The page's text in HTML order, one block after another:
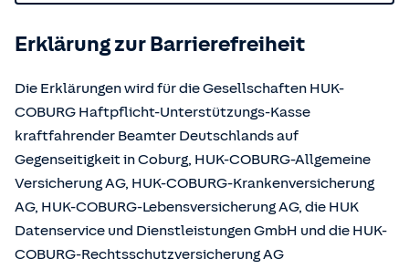
Erklärung zur Barrierefreiheit
Die Erklärungen wird für die Gesellschaften HUK-
COBURG Haftpflicht-Unterstützungs-Kasse
kraftfahrender Beamter Deutschlands auf
Gegenseitigkeit in Coburg, HUK-COBURG-Allgemeine
Versicherung AG, HUK-COBURG-Krankenversicherung
AG, HUK-COBURG-Lebensversicherung AG, die HUK
Datenservice und Dienstleistungen GmbH und die HUK-
COBURG-Rechtsschutzversicherung AG